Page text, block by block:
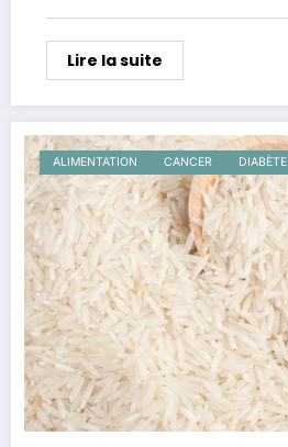
Lire la suite
ALIMENTATION CANCER DIABÈTE